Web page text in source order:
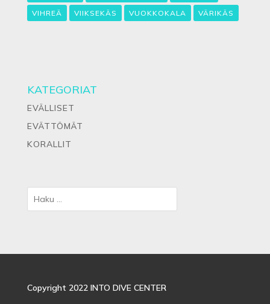
VIHREÄ VIIKSEKÄS VUOKKOKALA VÄRIKÄS
KATEGORIAT
EVÄLLISET
EVÄTTÖMÄT
KORALLIT
Copyright 2022 INTO DIVE CENTER